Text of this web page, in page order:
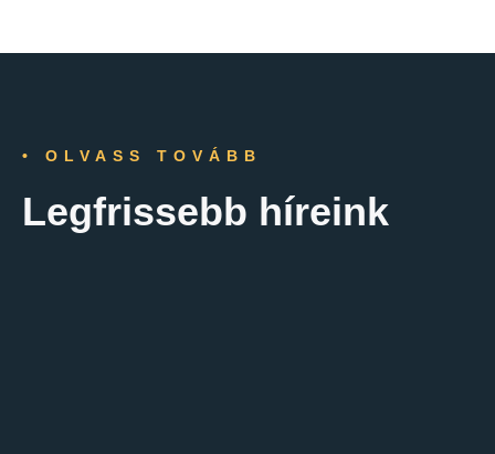
• OLVASS TOVÁBB
Legfrissebb híreink